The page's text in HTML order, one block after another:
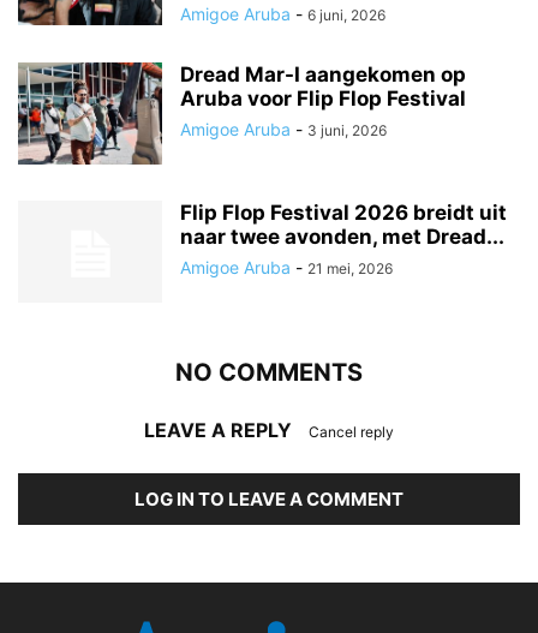
Amigoe Aruba - 6 juni, 2026
Dread Mar-I aangekomen op
Aruba voor Flip Flop Festival
Amigoe Aruba - 3 juni, 2026
Flip Flop Festival 2026 breidt uit
naar twee avonden, met Dread...
Amigoe Aruba - 21 mei, 2026
NO COMMENTS
LEAVE A REPLY Cancel reply
LOG IN TO LEAVE A COMMENT